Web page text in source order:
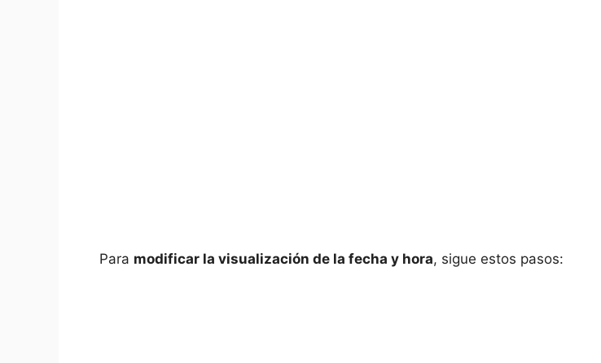
Para modificar la visualización de la fecha y hora, sigue estos pasos: